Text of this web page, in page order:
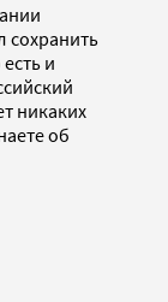
сохранить
и
никаких
об